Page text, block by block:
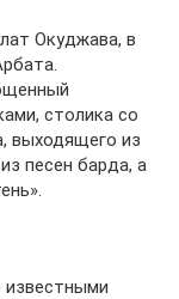
Окуджава, в
столика со
выходящего из
песен барда, а
известными